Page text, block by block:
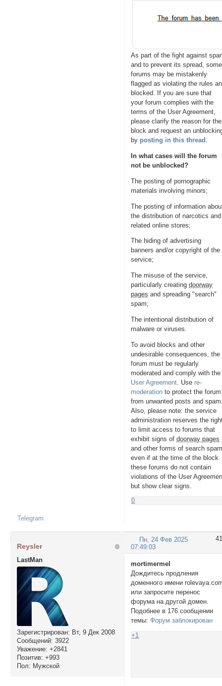
As part of the fight against
and to prevent its spread, some
forums may be mistakenly
flagged as violating the rules
blocked. If you are sure that
your forum complies with the
terms of the User Agreement,
please clarify the reason for the
block and request an
by posting in this thread .
In what cases will the forum
not be unblocked?
The posting of pornographic
materials involving minors;
The posting of information
the distribution of narcotics and
related online stores;
The hiding of advertising
banners and/or copyright of the
service;
The misuse of the service,
particularly creatingdoorway
pages and spreading "search"
spam;
The intentional distribution of
malware or viruses.
To avoid blocks and other
undesirable consequences, the
forum must be regularly
moderated and comply with the
User Agreement . Use re-
moderation to protect the forum
from unwanted posts and
Also, please note: the service
administration reserves the
to limit access to forums that
exhibit signs ofdoorway pages
and other forms of search
even if at the time of the block
these forums do not contain
violations of the User
but show clear signs.
0
Telegram
41
Пн, 24 Фев 2025
07:49:03
Reysler
LastMan
Зарегистрирован: Вт, 9 Дек 2008
Сообщений: 3922
Уважение: +2841
Позитив: +993
Пол: Мужской
mortimermel
Дождитесь продления
доменного имени
или запросите перенос
форума на другой домен.
Подобнее в 176 сообщении
темы:Форум заблокирован
+1